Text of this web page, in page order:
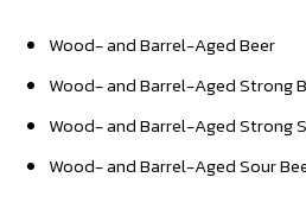
Wood- and Barrel-Aged Beer
Wood- and Barrel-Aged Strong
Wood- and Barrel-Aged Strong
Wood- and Barrel-Aged Sour